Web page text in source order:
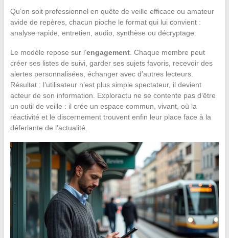
Qu’on soit professionnel en quête de veille efficace ou amateur
avide de repères, chacun pioche le format qui lui convient :
analyse rapide, entretien, audio, synthèse ou décryptage.
Le modèle repose sur l’engagement. Chaque membre peut
créer ses listes de suivi, garder ses sujets favoris, recevoir des
alertes personnalisées, échanger avec d’autres lecteurs.
Résultat : l’utilisateur n’est plus simple spectateur, il devient
acteur de son information. Exploractu ne se contente pas d’être
un outil de veille : il crée un espace commun, vivant, où la
réactivité et le discernement trouvent enfin leur place face à la
déferlante de l’actualité.